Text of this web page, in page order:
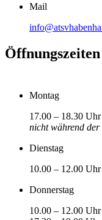
Mail
Öffnungszeiten
Montag
17.00 – 18.30 Uhr
nicht während der
Dienstag
10.00 – 12.00 Uhr
Donnerstag
10.00 – 12.00 Uhr